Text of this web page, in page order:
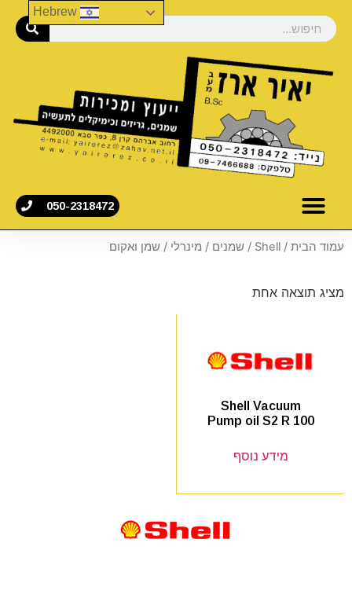
050-2318472
עמוד הבית /
Shell
/ שמנים / מינרלי / שמן ואקום
מציג תוצאה אחת
Shell Vacuum
Pump oil S2 R 100
מידע נוסף
Hebrew